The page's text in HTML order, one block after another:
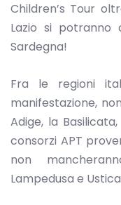
Children’s Tour
Lazio si potranno
Sardegna!
Fra le regioni
manifestazione,
Adige, la
consorzi APT
non
Lampedusa e